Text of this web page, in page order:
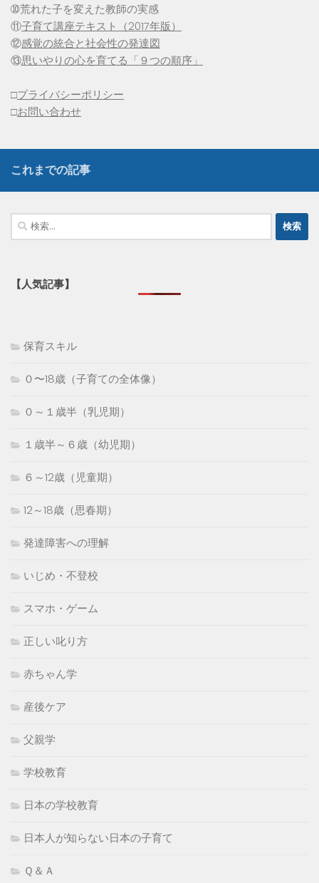
➉荒れた子を変えた教師の実感
⑪子育て講座テキスト（2017年版）
⑫感覚の統合と社会性の発達図
⑬思いやりの心を育てる「９つの順序」
□プライバシーポリシー
□お問い合わせ
これまでの記事
検
索:
【人気記事】
保育スキル
０〜18歳（子育ての全体像）
０～１歳半（乳児期）
１歳半～６歳（幼児期）
６～12歳（児童期）
12～18歳（思春期）
発達障害への理解
いじめ・不登校
スマホ・ゲーム
正しい叱り方
赤ちゃん学
産後ケア
父親学
学校教育
日本の学校教育
日本人が知らない日本の子育て
Ｑ＆Ａ